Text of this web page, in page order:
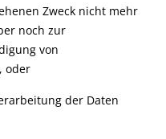
Zweck nicht mehr
noch zur
von
oder
der Daten